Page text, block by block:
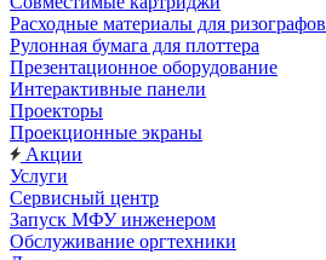
Расходные материалы для ризографов
Рулонная бумага для плоттера
Презентационное оборудование
Интерактивные панели
Проекторы
Проекционные экраны
Акции
Услуги
Сервисный центр
Запуск МФУ инженером
Обслуживание оргтехники